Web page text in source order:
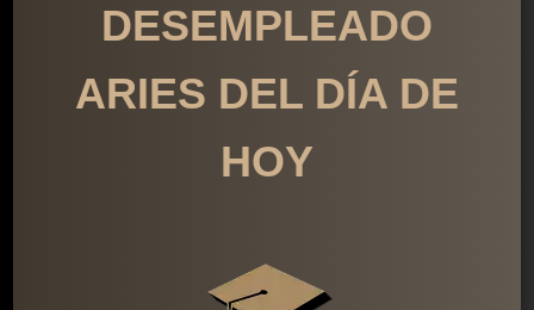
DESEMPLEADO
ARIES DEL DÍA DE
HOY